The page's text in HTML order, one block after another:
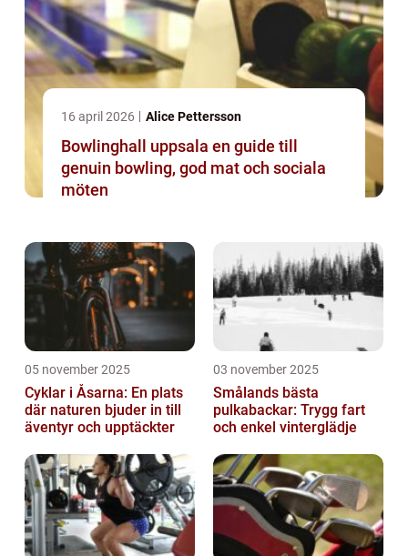
16 april 2026 Alice Pettersson
Bowlinghall uppsala en guide till
genuin bowling, god mat och sociala
möten
05 november 2025
Cyklar i Åsarna: En plats
där naturen bjuder in till
äventyr och upptäckter
03 november 2025
Smålands bästa
pulkabackar: Trygg fart
och enkel vinterglädje